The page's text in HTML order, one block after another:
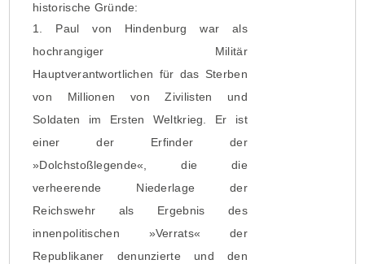
historische Gründe:
1. Paul von Hindenburg war als
hochrangiger Militär
Hauptverantwortlichen für das Sterben
von Millionen von Zivilisten und
Soldaten im Ersten Weltkrieg. Er ist
einer der Erfinder der
»Dolchstoßlegende«, die die
verheerende Niederlage der
Reichswehr als Ergebnis des
innenpolitischen »Verrats« der
Republikaner denunzierte und den